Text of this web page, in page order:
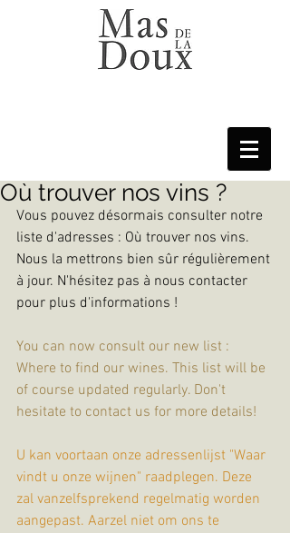
Où trouver nos vins ?
Vous pouvez désormais consulter notre
liste d'adresses : Où trouver nos vins.
Nous la mettrons bien sûr régulièrement
à jour. N'hésitez pas à nous contacter
pour plus d'informations !
You can now consult our new list :
Where to find our wines. This list will be
of course updated regularly. Don't
hesitate to contact us for more details!
U kan voortaan onze adressenlijst "Waar
vindt u onze wijnen" raadplegen. Deze
zal vanzelfsprekend regelmatig worden
aangepast. Aarzel niet om ons te